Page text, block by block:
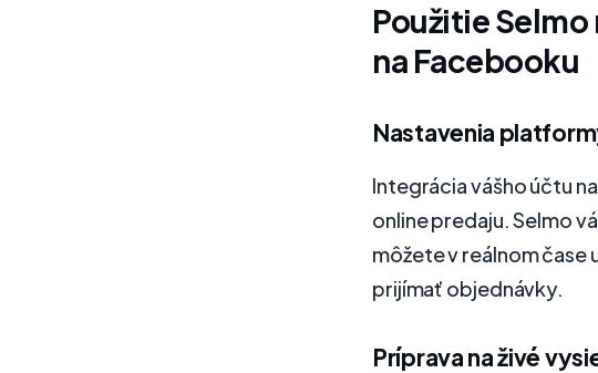
Použitie
na Facebooku
Nastavenia
Integrácia vášho účtu
online predaju. Selmo
môžete v reálnom
prijímať objednávky.
Príprava na živé